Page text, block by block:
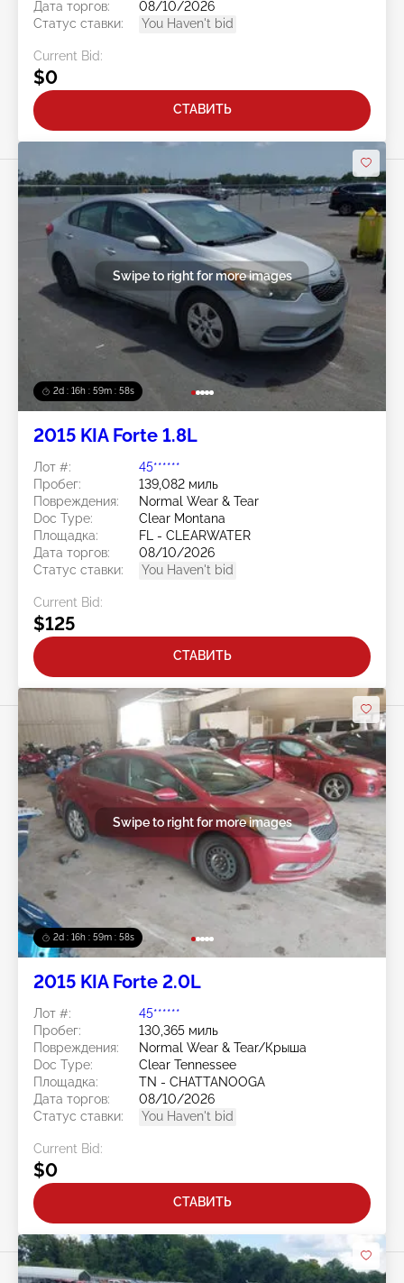
Дата торгов:
08/10/2026
Статус ставки:
You Haven't bid
Current Bid:
$0
СТАВИТЬ
2d : 16h : 59m : 55s
Swipe to right for more images
2015 KIA Forte 1.8L
Лот #:
45******
Пробег:
139,082 миль
Повреждения:
Normal Wear & Tear
Doc Type:
Clear Montana
Площадка:
FL - CLEARWATER
Дата торгов:
08/10/2026
Статус ставки:
You Haven't bid
Current Bid:
$125
СТАВИТЬ
2d : 16h : 59m : 55s
Swipe to right for more images
2015 KIA Forte 2.0L
Лот #:
45******
Пробег:
130,365 миль
Повреждения:
Normal Wear & Tear/Крыша
Doc Type:
Clear Tennessee
Площадка:
TN - CHATTANOOGA
Дата торгов:
08/10/2026
Статус ставки:
You Haven't bid
Current Bid:
$0
СТАВИТЬ